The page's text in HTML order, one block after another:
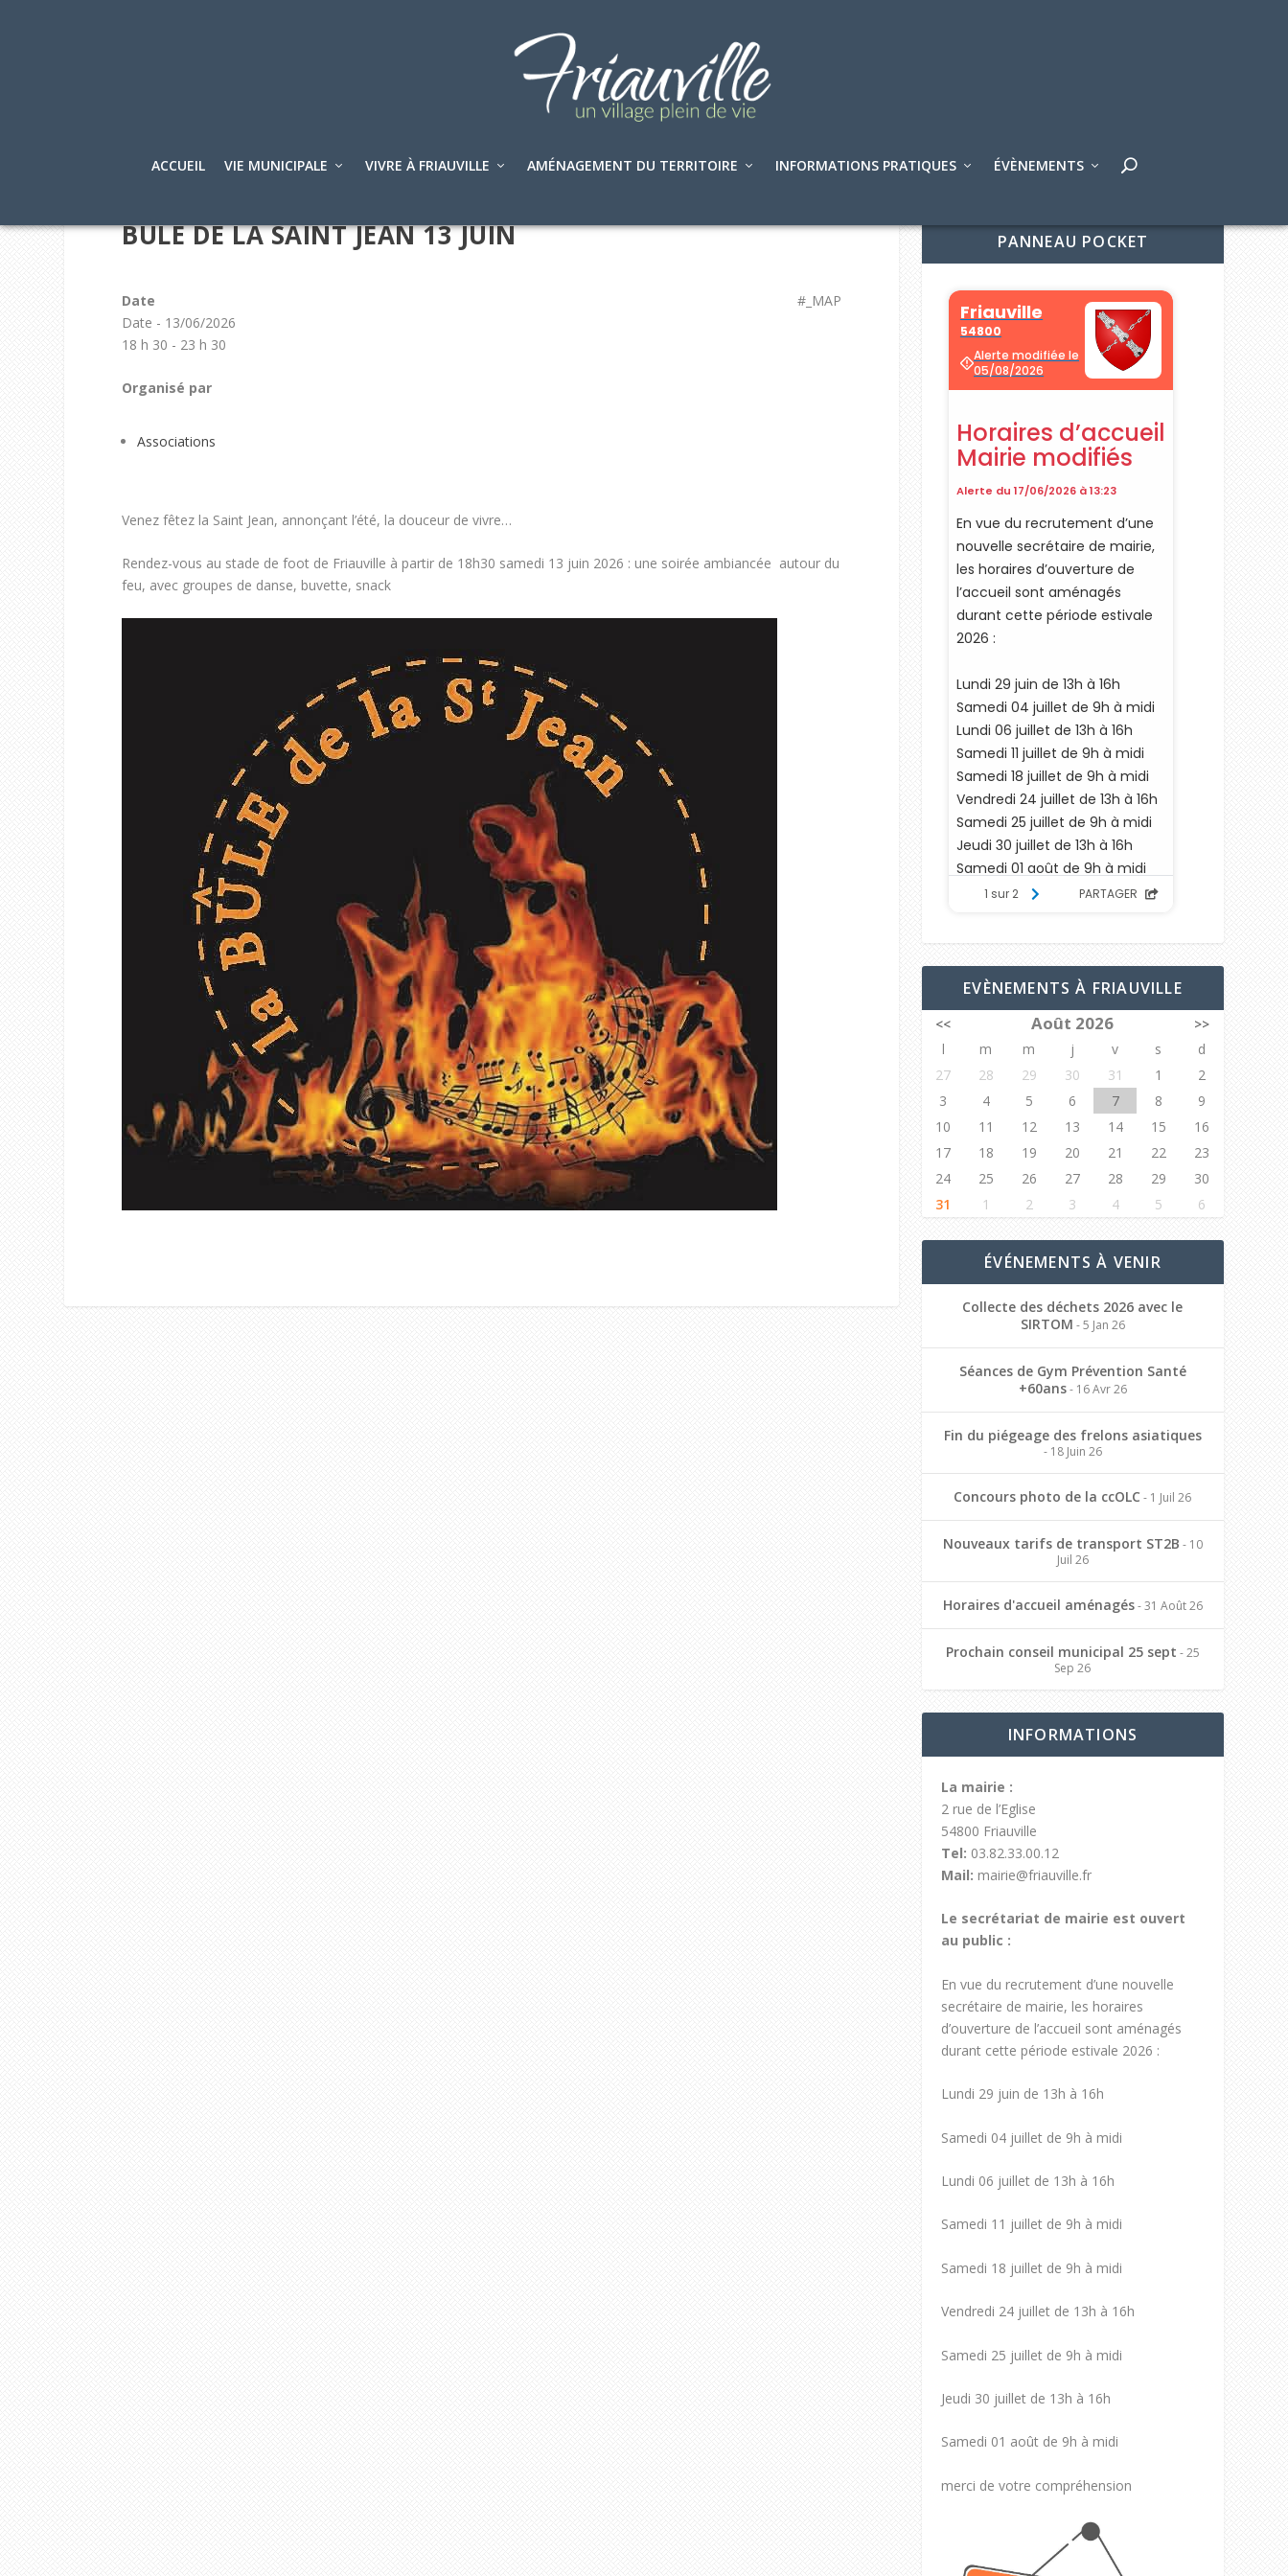
ACCUEIL VIE MUNICIPALE VIVRE À FRIAUVILLE AMÉNAGEMENT DU TERRITOIRE INFORMATIONS PRATIQUES ÉVÈNEMENTS
BÛLE DE LA SAINT JEAN 13 JUIN
#_MAP
Date
Date - 13/06/2026
18 h 30 - 23 h 30
Organisé par
Associations
Venez fêtez la Saint Jean, annonçant l’été, la douceur de vivre…
Rendez-vous au stade de foot de Friauville à partir de 18h30 samedi 13 juin 2026 : une soirée ambiancée autour du
feu, avec groupes de danse, buvette, snack
PANNEAU POCKET
EVÈNEMENTS À FRIAUVILLE
<< Août 2026
>>
l
m m j v s
d
27
28 29 30 31 1
2
3
4 5 6 7 8
9
10
11 12 13 14 15
16
17
18 19 20 21 22
23
24
25 26 27 28 29
30
31
1 2 3 4 5 6
ÉVÉNEMENTS À VENIR
Collecte des déchets 2026 avec le
SIRTOM - 5 Jan 26
Séances de Gym Prévention Santé
+60ans- 16 Avr 26
Fin du piégeage des frelons asiatiques
- 18 Juin 26
Concours photo de la ccOLC - 1 Juil 26
Nouveaux tarifs de transport ST2B - 10
Juil 26
Horaires d'accueil aménagés- 31 Août 26
Prochain conseil municipal 25 sept - 25
Sep 26
INFORMATIONS
La mairie :
2 rue de l’Eglise
54800 Friauville
Tel: 03.82.33.00.12
Mail: mairie@friauville.fr
Le secrétariat de mairie est ouvert
au public :
En vue du recrutement d’une nouvelle
secrétaire de mairie, les horaires
d’ouverture de l’accueil sont aménagés
durant cette période estivale 2026 :
Lundi 29 juin de 13h à 16h
Samedi 04 juillet de 9h à midi
Lundi 06 juillet de 13h à 16h
Samedi 11 juillet de 9h à midi
Samedi 18 juillet de 9h à midi
Vendredi 24 juillet de 13h à 16h
Samedi 25 juillet de 9h à midi
Jeudi 30 juillet de 13h à 16h
Samedi 01 août de 9h à midi
merci de votre compréhension